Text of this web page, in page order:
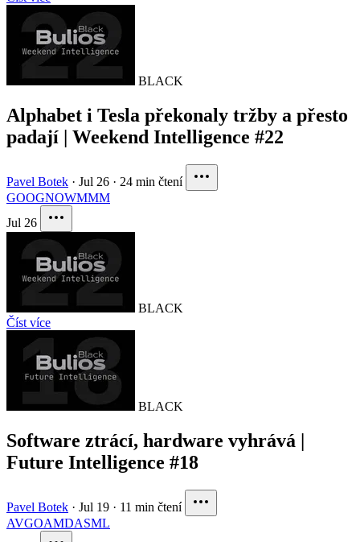
BLACK
Alphabet i Tesla překonaly tržby a přesto
padají | Weekend Intelligence #22
Pavel Botek · Jul 26 · 24 min čtení
GOOGNOWMMM
Jul 26
BLACK
Číst více
BLACK
Software ztrácí, hardware vyhrává |
Future Intelligence #18
Pavel Botek · Jul 19 · 11 min čtení
AVGOAMDASML